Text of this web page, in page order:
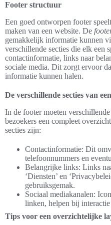
Footer structuur
Een goed ontworpen footer
maken van een website. De
gemakkelijk informatie kunnen
verschillende secties die elk een
contactinformatie, links naar
sociale media. Dit zorgt ervoor
informatie kunnen halen.
De verschillende secties van
In de footer moeten
bezoekers een compleet
secties zijn:
Contactinformatie: Dit
telefoonnummers en
Belangrijke links: Links
‘Diensten’ en
gebruiksgemak.
Sociaal mediakanalen:
linken, helpen bij interactie
Tips voor een overzichtelijke